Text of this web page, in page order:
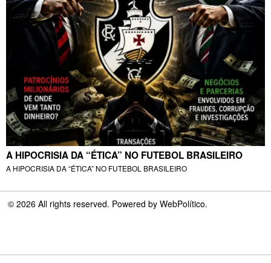
A HIPOCRISIA DA “ÉTICA” NO FUTEBOL BRASILEIRO
A HIPOCRISIA DA “ÉTICA” NO FUTEBOL BRASILEIRO
©2026 All rights reserved. Powered byWebPolítico.